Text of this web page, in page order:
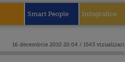
Smart People Infografice
16 decembrie 2010 20:04 / 1543 vizualizari